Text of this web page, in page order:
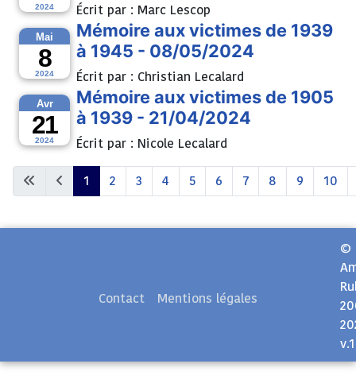
2024 Écrit par : Marc Lescop
8
Mai
2024
Mémoire aux victimes de 1939
à 1945 - 08/05/2024
Écrit par : Christian Lecalard
21
Avr
2024
Mémoire aux victimes de 1905
à 1939 - 21/04/2024
Écrit par : Nicole Lecalard
Page 1 sur 11
1 2 3 4 5 6 7 8 9 10
Contact Mentions légales
©